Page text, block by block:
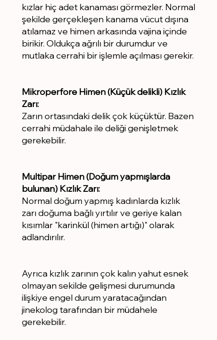
kızlar hiç adet kanaması görmezler. Normal
şekilde gerçekleşen kanama vücut dışına
atılamaz ve himen arkasında vajina içinde
birikir. Oldukça ağrılı bir durumdur ve
mutlaka cerrahi bir işlemle açılması gerekir.
Mikroperfore Himen (Küçük delikli) Kızlık
Zarı:
Zarın ortasındaki delik çok küçüktür. Bazen
cerrahi müdahale ile deliği genişletmek
gerekebilir.
Multipar Himen (Doğum yapmışlarda
bulunan) Kızlık Zarı:
Normal doğum yapmış kadınlarda kızlık
zarı doğuma bağlı yırtılır ve geriye kalan
kısımlar "karinkül (himen artığı)" olarak
adlandırılır.
Ayrıca kızlık zarının çok kalın yahut esnek
olmayan sekilde gelişmesi durumunda
ilişkiye engel durum yaratacağından
jinekolog tarafından bir müdahele
gerekebilir.